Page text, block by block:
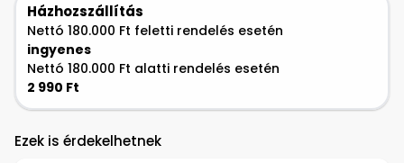
Házhozszállítás
Nettó 180.000 Ft feletti rendelés esetén
ingyenes
Nettó 180.000 Ft alatti rendelés esetén
2 990 Ft
Ezek is érdekelhetnek